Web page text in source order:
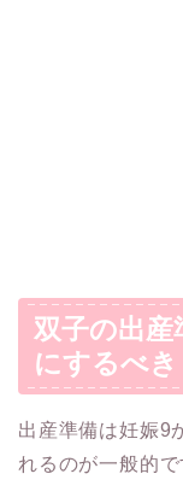
双子の出
にするべき
出産準備は妊娠9
れるのが一般的で